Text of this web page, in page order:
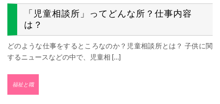
「児童相談所」ってどんな所？仕事内容
は？
どのような仕事をするところなのか？児童相談所とは？ 子供に関
するニュースなどの中で、児童相 […]
福祉と職